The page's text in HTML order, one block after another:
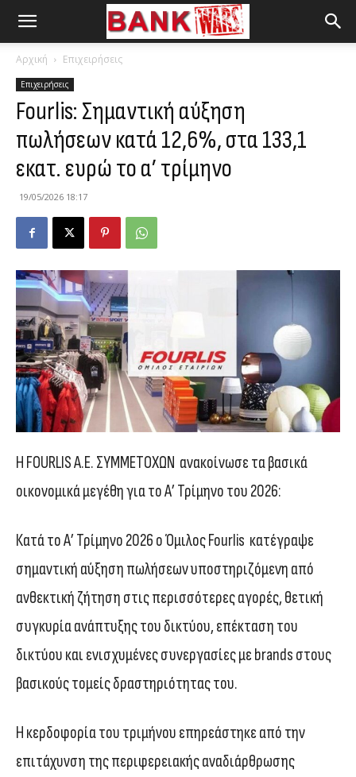
Αρχική Επιχειρήσεις
Επιχειρήσεις
Fourlis: Σημαντική αύξηση
πωλήσεων κατά 12,6%, στα 133,1
εκατ. ευρώ το α’ τρίμηνο
19/05/2026 18:17
Η FOURLIS A.E. ΣΥΜΜΕΤΟΧΩΝ ανακοίνωσε τα βασικά
οικονομικά μεγέθη για το Α’ Τρίμηνο του 2026:
Κατά το Α’ Τρίμηνο 2026 ο Όμιλος Fourlis κατέγραψε
σημαντική αύξηση πωλήσεων υποστηριζόμενη από
ανθεκτική ζήτηση στις περισσότερες αγορές, θετική
συγκυρία ανάπτυξης του δικτύου, επέκταση του
δικτύου και ενισχυμένες συνεργασίες με brands στους
βασικούς τομείς δραστηριότητας του.
Η κερδοφορία του τριμήνου επηρεάστηκε από την
επιτάχυνση της περιφερειακής αναδιάρθρωσης